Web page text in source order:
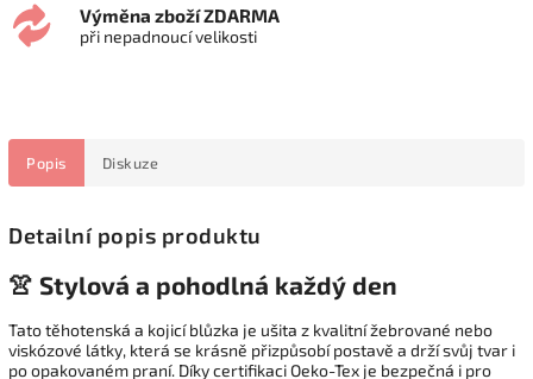
Výměna zboží ZDARMA
při nepadnoucí velikosti
Popis Diskuze
Detailní popis produktu
👚 Stylová a pohodlná každý den
Tato těhotenská a kojicí blůzka je ušita z kvalitní žebrované nebo
viskózové látky, která se krásně přizpůsobí postavě a drží svůj tvar i
po opakovaném praní. Díky certifikaci Oeko-Tex je bezpečná i pro